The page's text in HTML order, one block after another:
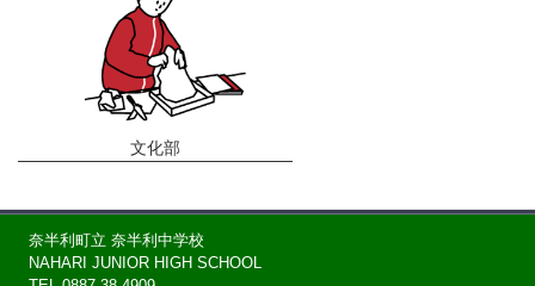
文化部
奈半利町立 奈半利中学校
NAHARI JUNIOR HIGH SCHOOL